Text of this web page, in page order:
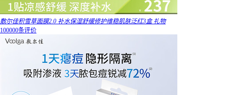
敷尔佳积雪草面膜2.0 补水保湿舒缓修护维稳肌肤泛红3盒 礼物
100000条评价